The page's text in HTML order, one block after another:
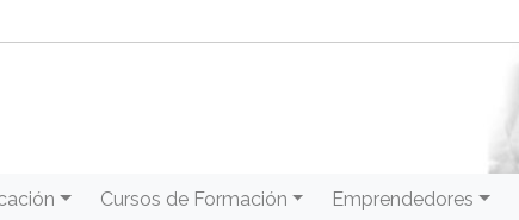
Cursos de Formación Emprendedores